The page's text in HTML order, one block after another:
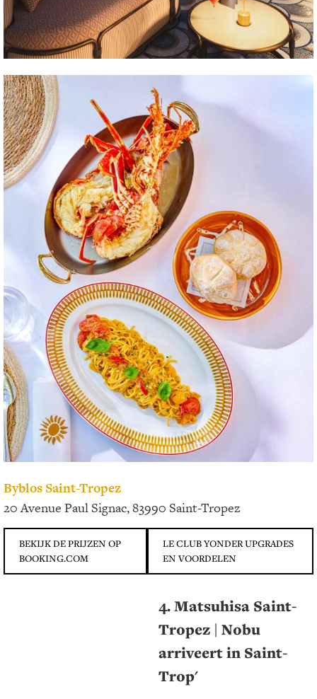
Byblos Saint-Tropez
20 Avenue Paul Signac, 83990 Saint-Tropez
BEKIJK DE PRIJZEN OP
BOOKING.COM
LE CLUB YONDER UPGRADES
EN VOORDELEN
4. Matsuhisa Saint-
Tropez | Nobu
arriveert in Saint-
Trop'